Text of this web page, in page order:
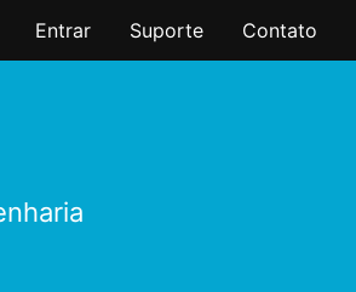
Entrar Suporte Contato